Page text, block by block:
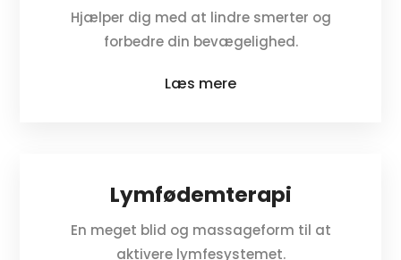
Hjælper dig med at lindre smerter og
forbedre din bevægelighed.
Læs mere
Lymfødemterapi
En meget blid og massageform til at
aktivere lymfesystemet.